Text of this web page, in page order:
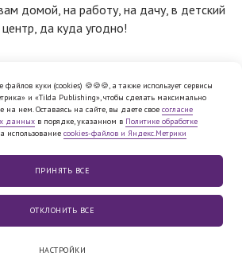
домой, на работу, на дачу, в детский
центр, да куда угодно!
персональных
куки (cookies) 🍪🍪🍪, а также использует сервисы
и «Tilda Publishing», чтобы сделать максимально
нем. Оставаясь на сайте, вы даете свое согласие
данных в порядке, указанном в Политике обработке
использование cookies-файлов и Яндекс.Метрики
ПРИНЯТЬ ВСE
ОТКЛОНИТЬ ВСЕ
НАСТРОЙКИ